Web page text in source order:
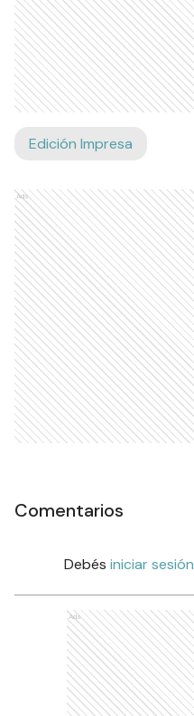
Edición Impresa
Ads
Comentarios
Debés iniciar sesión
Ads